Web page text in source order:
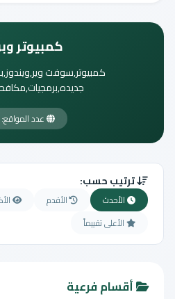
كمبيوتر
كمبيوتر,سوفت
عدد المواقع: 299
ترتيب حسب:
الأحدث الأقدم
الأعلى تقييماً
أقسام فرعية